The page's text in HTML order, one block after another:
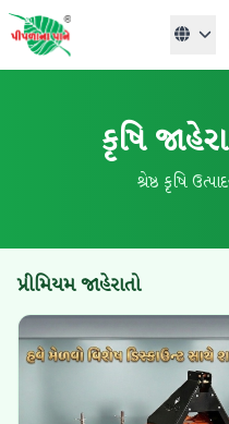
કૃષિ
શ્રેષ્ઠ કૃષિ
પ્રીમિયમ જાહેરાતો